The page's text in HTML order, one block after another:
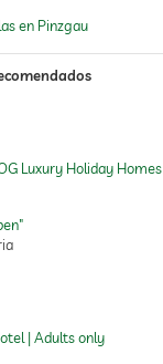
peeling
depilación
body wrap
en Pinzgau
Luxury Holiday Homes
| Adults only